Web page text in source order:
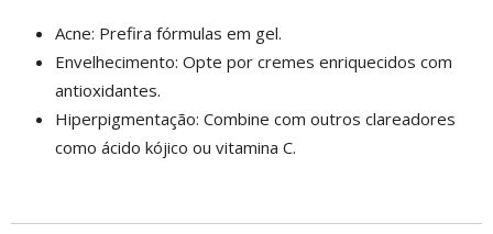
Acne: Prefira fórmulas em gel.
Envelhecimento: Opte por cremes enriquecidos com
antioxidantes.
Hiperpigmentação: Combine com outros clareadores
como ácido kójico ou vitamina C.